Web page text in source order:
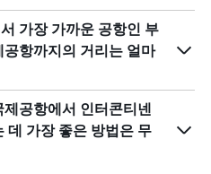
가장 가까운 공항인 부
항까지의 거리는 얼마
공항에서 인터콘티넨
데 가장 좋은 방법은 무